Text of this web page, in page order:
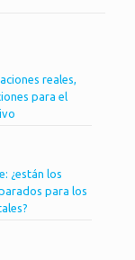
reales,
para el
¿están los
para los